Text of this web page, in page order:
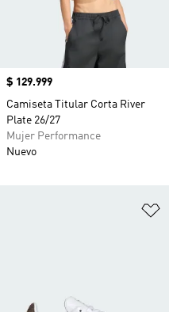
Precio
$ 129.999
Camiseta Titular Corta River
Plate 26/27
Mujer Performance
Nuevo